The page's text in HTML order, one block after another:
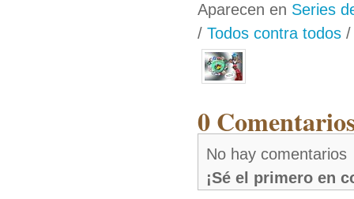
Aparecen en Series
/ Todos contra todos
0
No hay comentarios
¡Sé el primero en